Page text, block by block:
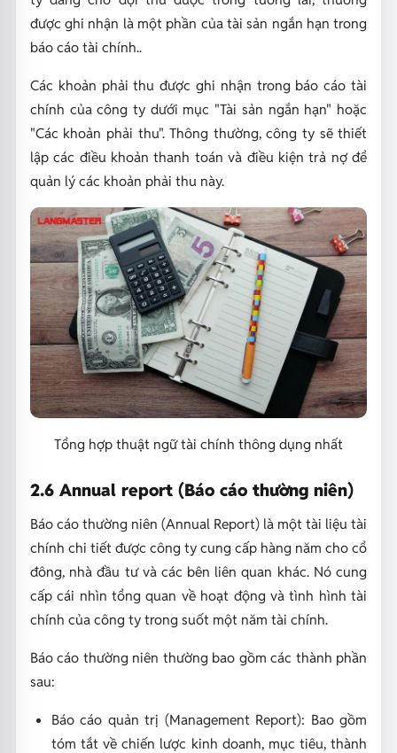
được ghi nhận là một phần của tài sản ngắn hạn trong
báo cáo tài chính..
Các khoản phải thu được ghi nhận trong báo cáo tài
chính của công ty dưới mục "Tài sản ngắn hạn" hoặc
"Các khoản phải thu". Thông thường, công ty sẽ thiết
lập các điều khoản thanh toán và điều kiện trả nợ để
quản lý các khoản phải thu này.
Tổng hợp thuật ngữ tài chính thông dụng nhất
2.6 Annual report (Báo cáo thường niên)
Báo cáo thường niên (Annual Report) là một tài liệu tài
chính chi tiết được công ty cung cấp hàng năm cho cổ
đông, nhà đầu tư và các bên liên quan khác. Nó cung
cấp cái nhìn tổng quan về hoạt động và tình hình tài
chính của công ty trong suốt một năm tài chính.
Báo cáo thường niên thường bao gồm các thành phần
sau:
Báo cáo quản trị (Management Report): Bao gồm
tóm tắt về chiến lược kinh doanh, mục tiêu, thành